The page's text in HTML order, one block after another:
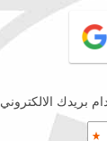
بريدك الالكتروني